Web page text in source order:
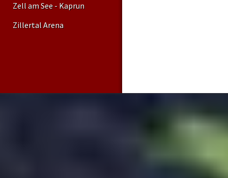
Zell am See - Kaprun
Zillertal Arena